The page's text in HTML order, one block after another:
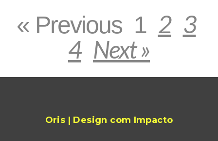
« Previous 1 2 3
4 Next »
Oris | Design com Impacto